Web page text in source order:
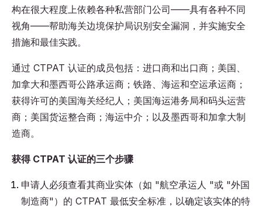
构在很大程度上依赖各种私营部门公司——具有各种不同
视角——帮助海关边境保护局识别安全漏洞，并实施安全
措施和最佳实践。
通过 CTPAT 认证的成员包括：进口商和出口商；美国、
加拿大和墨西哥公路承运商；铁路、海运和空运承运商；
获得许可的美国海关经纪人；美国海运港务局和码头运营
商；美国货运整合商；海运中介；以及墨西哥和加拿大制
造商。
获得 CTPAT 认证的三个步骤
申请人必须查看其商业实体（如 "航空承运人 "或 "外国
制造商"）的 CTPAT 最低安全标准，以确定该实体的特